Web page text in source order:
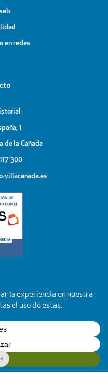
en redes
1
de la Cañada
300
villacanada.es